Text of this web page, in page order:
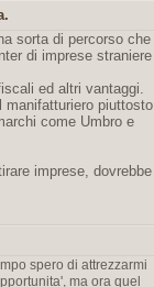
sorta di percorso che
di imprese straniere
ed altri vantaggi.
manifatturiero piuttosto
come Umbro e
imprese, dovrebbe
spero di attrezzarmi
ma ora quel